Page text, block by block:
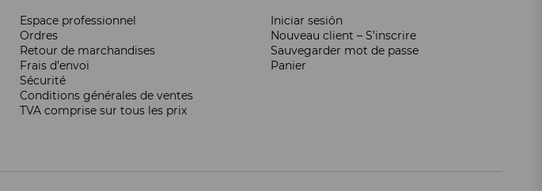
Espace professionnel
Ordres
Retour de marchandises
Frais d’envoi
Sécurité
Conditions générales de ventes
TVA comprise sur tous les prix
Iniciar sesión
Nouveau client – S’inscrire
Sauvegarder mot de passe
Panier